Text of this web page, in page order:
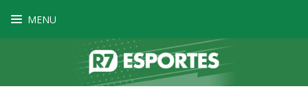
MENU